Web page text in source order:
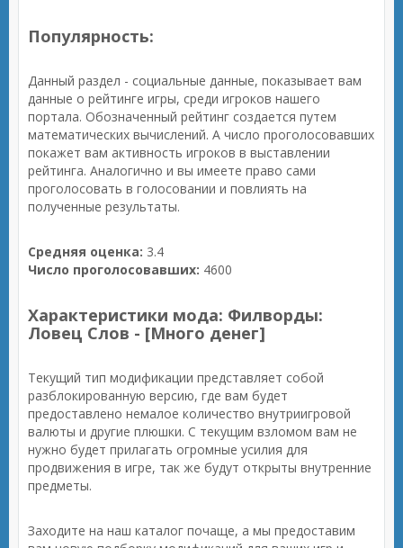
Популярность:
Данный раздел - социальные данные, показывает вам
данные о рейтинге игры, среди игроков нашего
портала. Обозначенный рейтинг создается путем
математических вычислений. А число проголосовавших
покажет вам активность игроков в выставлении
рейтинга. Аналогично и вы имеете право сами
проголосовать в голосовании и повлиять на
полученные результаты.
Средняя оценка: 3.4
Число проголосовавших: 4600
Характеристики мода: Филворды:
Ловец Слов - [Много денег]
Текущий тип модификации представляет собой
разблокированную версию, где вам будет
предоставлено немалое количество внутриигровой
валюты и другие плюшки. С текущим взломом вам не
нужно будет прилагать огромные усилия для
продвижения в игре, так же будут открыты внутренние
предметы.
Заходите на наш каталог почаще, а мы предоставим